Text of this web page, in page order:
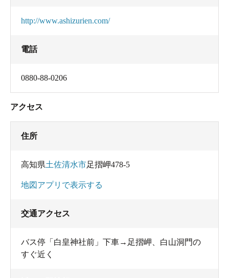
http://www.ashizurien.com/
電話
0880-88-0206
アクセス
住所
高知県土佐清水市足摺岬478-5
地図アプリで表示する
交通アクセス
バス停「白皇神社前」下車→足摺岬、白山洞門の
すぐ近く